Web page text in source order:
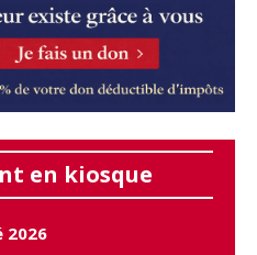
en kiosque
2026